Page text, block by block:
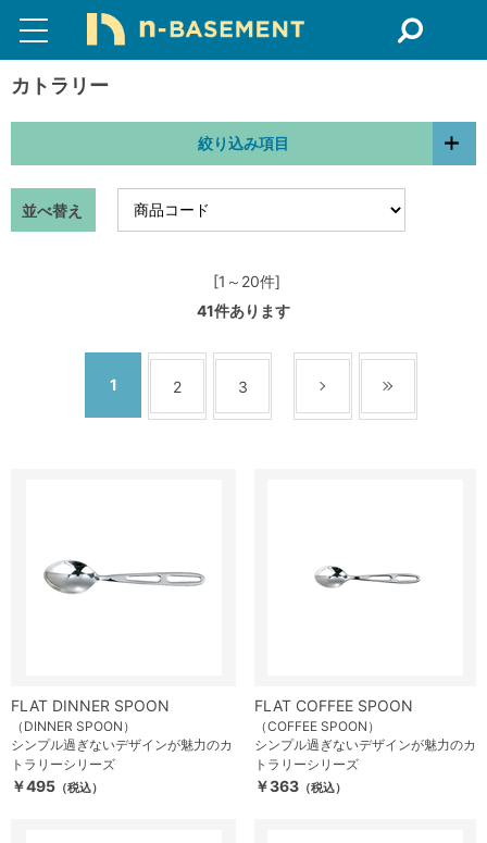
カトラリー
絞り込み項目
並べ替え
[1～20件]
41件あります
1 2 3
FLAT DINNER SPOON
（DINNER SPOON）
シンプル過ぎないデザインが魅力のカ
トラリーシリーズ
￥495 （税込）
FLAT COFFEE SPOON
（COFFEE SPOON）
シンプル過ぎないデザインが魅力のカ
トラリーシリーズ
￥363 （税込）